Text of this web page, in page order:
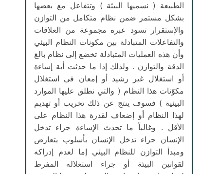
الطبيعة ( نسميها البيئة ) وتتفاعل مع بعضها
بشكل مستمر ضمن نظام متكامل من التوازن
والإستقرار تسود عبره مجموعة من العلاقات
والتفاعلات المتبادلة بين مكونات النظام البيئي
وأن هذه العمليات المتبادلة تخضع إلى نظام بالغ
الدقة والتوازن . ولذلك إذا ما حدثت أية إساءة
أو استغلال غير رشيد أو إمعان في استغلال
مكوّنات هذا النظام ( والتي نطلق عليها الموارد
البيئية ) فسوف ينتج عن ذلك تخريب أو تهديم
لهذا النظام أو إضعاف لقدرة هذا النظام على
الأقل . وغالباً ما تحدث الإساءة جراء تدخل
الإنسان جراء تدخل الإنسان بأسلوب يتعارض
ومبدأ التوازن للنظام البيئي إما لعدم إدراكه
لقوانين البيئة أو جراء استغلاله المفرط